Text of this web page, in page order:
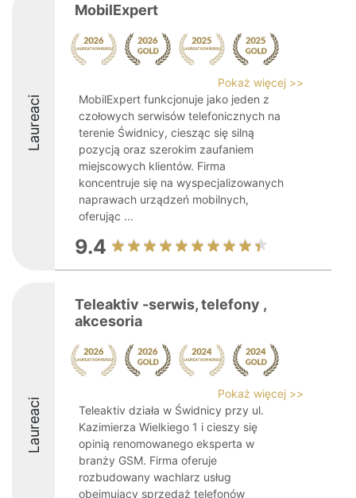
Laureaci
MobilExpert
Pokaż więcej >>
MobilExpert funkcjonuje jako jeden z
czołowych serwisów telefonicznych na
terenie Świdnicy, ciesząc się silną
pozycją oraz szerokim zaufaniem
miejscowych klientów. Firma
koncentruje się na wyspecjalizowanych
naprawach urządzeń mobilnych,
oferując ...
9.4
Laureaci
Teleaktiv -serwis, telefony ,
akcesoria
Pokaż więcej >>
Teleaktiv działa w Świdnicy przy ul.
Kazimierza Wielkiego 1 i cieszy się
opinią renomowanego eksperta w
branży GSM. Firma oferuje
rozbudowany wachlarz usług
obejmujący sprzedaż telefonów